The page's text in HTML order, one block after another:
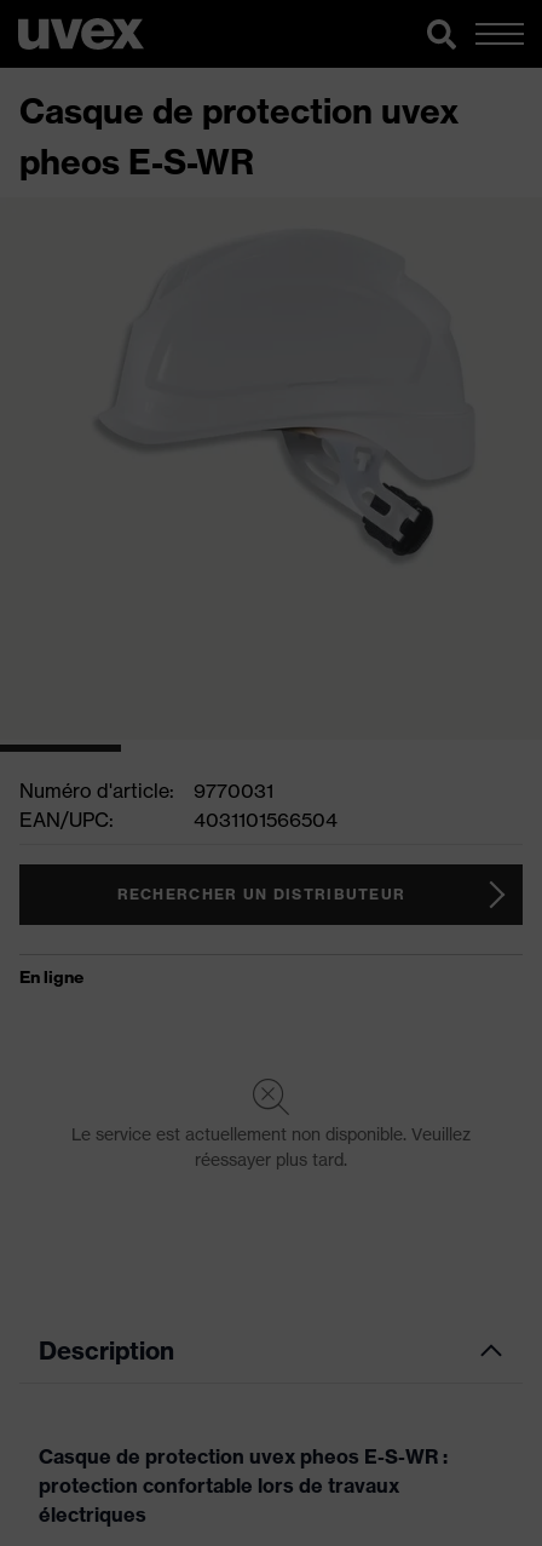
Casque de protection uvex
pheos E-S-WR
Numéro d'article:
9770031
EAN/UPC:
4031101566504
RECHERCHER UN DISTRIBUTEUR
Description
Casque de protection uvex pheos E-S-WR :
protection confortable lors de travaux
électriques